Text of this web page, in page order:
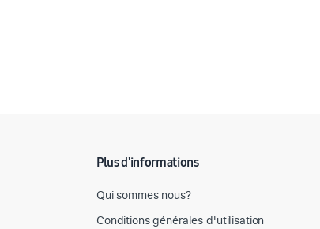
Plus d'informations
Qui sommes nous?
Conditions générales d'utilisation